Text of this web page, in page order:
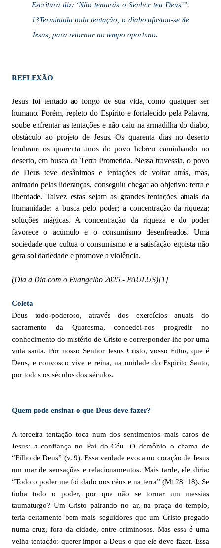
Escritura diz: ‘Não tentarás o Senhor teu Deus’”.
13Terminada toda tentação, o diabo afastou-se de
Jesus, para retornar no tempo oportuno.
REFLEXÃO
Jesus foi tentado ao longo de sua vida, como qualquer ser
humano. Porém, repleto do Espírito e fortalecido pela Palavra,
soube enfrentar as tentações e não caiu na armadilha do diabo,
obstáculo ao projeto de Jesus. Os quarenta dias no deserto
lembram os quarenta anos do povo hebreu caminhando no
deserto, em busca da Terra Prometida. Nessa travessia, o povo
de Deus teve desânimos e tentações de voltar atrás, mas,
animado pelas lideranças, conseguiu chegar ao objetivo: terra e
liberdade. Talvez estas sejam as grandes tentações atuais da
humanidade: a busca pelo poder; a concentração da riqueza;
soluções mágicas. A concentração da riqueza e do poder
favorece o acúmulo e o consumismo desenfreados. Uma
sociedade que cultua o consumismo e a satisfação egoísta não
gera solidariedade e promove a violência.
(Dia a Dia com o Evangelho 2025 - PAULUS)[1]
Coleta
Deus todo-poderoso, através dos exercícios anuais do
sacramento da Quaresma, concedei-nos progredir no
conhecimento do mistério de Cristo e corresponder-lhe por uma
vida santa. Por nosso Senhor Jesus Cristo, vosso Filho, que é
Deus, e convosco vive e reina, na unidade do Espírito Santo,
por todos os séculos dos séculos.
Quem pode ensinar o que Deus deve fazer?
A terceira tentação toca num dos sentimentos mais caros de
Jesus: a confiança no Pai do Céu. O demônio o chama de
“Filho de Deus” (v. 9). Essa verdade evoca no coração de Jesus
um mar de sensações e relacionamentos. Mais tarde, ele diria:
“Todo o poder me foi dado nos céus e na terra” (Mt 28, 18). Se
tinha todo o poder, por que não se tornar um messias
taumaturgo? Um Cristo pairando no ar, na praça do templo,
teria certamente bem mais seguidores que um Cristo pregado
numa cruz, fora da cidade, entre criminosos. Mas essa é uma
velha tentação: querer impor a Deus o que ele deve fazer. Essa